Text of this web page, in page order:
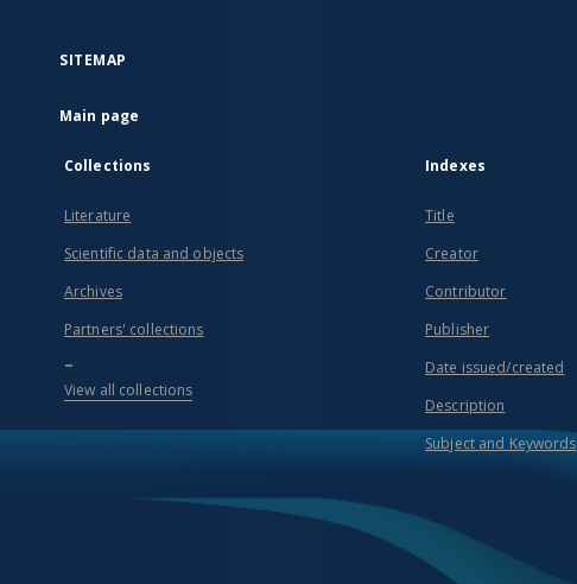
SITEMAP
Main page
Collections
Literature
Scientific data and objects
Archives
Partners' collections
...
View all collections
Indexes
Title
Creator
Contributor
Publisher
Date issued/created
Description
Subject and Keywords